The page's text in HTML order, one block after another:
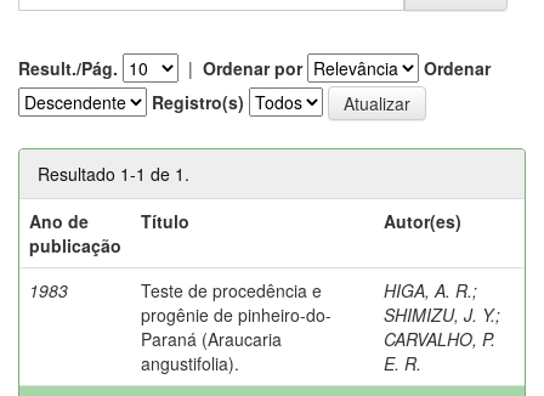
Result./Pág. | Ordenar por
Ordenar
Registro(s)
Resultado 1-1 de 1.
Ano de
publicação
Título Autor(es)
1983
Teste de procedência e
progênie de pinheiro-do-
Paraná (Araucaria
angustifolia).
HIGA, A. R.;
SHIMIZU, J. Y.;
CARVALHO, P.
E. R.